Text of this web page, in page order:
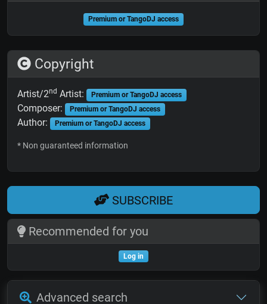
Premium or TangoDJ access
Copyright
Artist/2nd Artist: Premium or TangoDJ access
Composer: Premium or TangoDJ access
Author: Premium or TangoDJ access
* Non guaranteed information
SUBSCRIBE
Recommended for you
Log in
Advanced search